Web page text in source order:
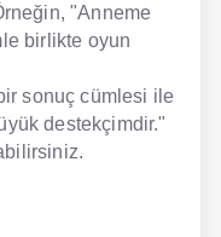
"Anneme
birlikte oyun
sonuç cümlesi ile
destekçimdir."